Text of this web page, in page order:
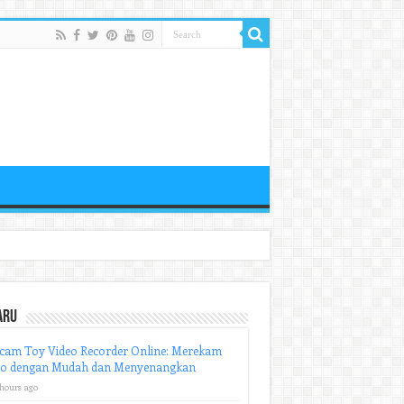
Toy Video Recorder Online: Merekam
dengan Mudah dan Menyenangkan
ago